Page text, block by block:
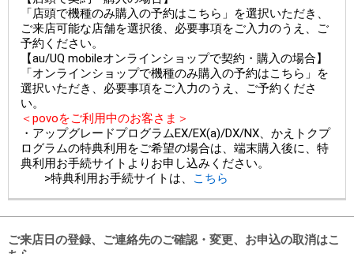
「店頭で機種のみ購入の予約はこちら」を選択いただき、
ご来店可能な店舗を選択後、必要事項をご入力のうえ、ご
予約ください。
【au/UQ mobileオンラインショップで契約・購入の場合】
「オンラインショップで機種のみ購入の予約はこちら」を
選択いただき、必要事項をご入力のうえ、ご予約くださ
い。
＜povoをご利用中のお客さま＞
・アップグレードプログラムEX/EX(a)/DX/NX、かえトクプ
ログラムの特典利用をご希望の場合は、端末購入後に、特
典利用お手続サイトよりお申し込みください。
>特典利用お手続サイトは、
こちら
ご来店日の登録、ご連絡先のご確認・変更、お申込の取消はこ